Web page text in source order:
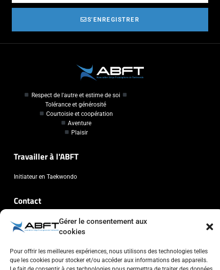
Gérer le consentement aux
cookies
Pour offrir les meilleures expériences, nous utilisons des technologies telles
que les cookies pour stocker et/ou accéder aux informations des appareils.
S'ENREGISTRER
Respect de l'autre et estime de soi
Tolérance et générosité
Courtoisie et coopération
Aventure
Plaisir
Travailler à l'ABFT
Initiateur en Taekwondo
Contact
Association Belge Francophone de Taekwondo
Chaussée de Wavre, 2057 - 1160 Auderghem
+32 (0)2 347 34 77